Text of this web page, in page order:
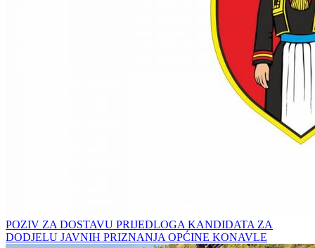
POZIV ZA DOSTAVU PRIJEDLOGA KANDIDATA ZA
DODJELU JAVNIH PRIZNANJA OPĆINE KONAVLE